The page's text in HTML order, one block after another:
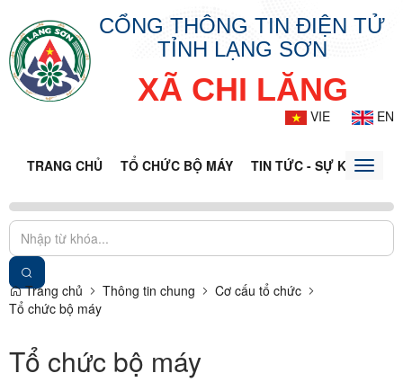
CỔNG THÔNG TIN ĐIỆN TỬ
TỈNH LẠNG SƠN
XÃ CHI LĂNG
VIE EN
TRANG CHỦ TỔ CHỨC BỘ MÁY TIN TỨC - SỰ KIỆNToggle
Trang chủ Thông tin chung
Cơ cấu tổ chức
Tổ chức bộ máy
Tổ chức bộ máy